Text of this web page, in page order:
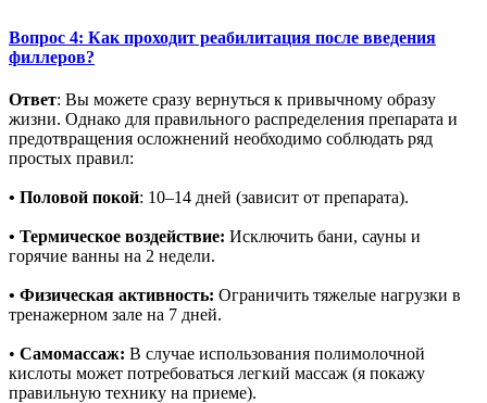
Вопрос 4: Как проходит реабилитация после введения
филлеров?
Ответ: Вы можете сразу вернуться к привычному образу
жизни. Однако для правильного распределения препарата и
предотвращения осложнений необходимо соблюдать ряд
простых правил:
• Половой покой: 10–14 дней (зависит от препарата).
• Термическое воздействие: Исключить бани, сауны и
горячие ванны на 2 недели.
• Физическая активность: Ограничить тяжелые нагрузки в
тренажерном зале на 7 дней.
• Самомассаж: В случае использования полимолочной
кислоты может потребоваться легкий массаж (я покажу
правильную технику на приеме).